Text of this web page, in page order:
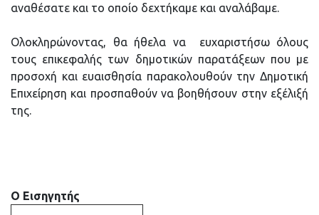
αναθέσατε και το οποίο δεχτήκαμε και αναλάβαμε.
Ολοκληρώνοντας, θα ήθελα να ευχαριστήσω όλους
τους επικεφαλής των δημοτικών παρατάξεων που με
προσοχή και ευαισθησία παρακολουθούν την Δημοτική
Επιχείρηση και προσπαθούν να βοηθήσουν στην εξέλιξή
της.
Ο Εισηγητής